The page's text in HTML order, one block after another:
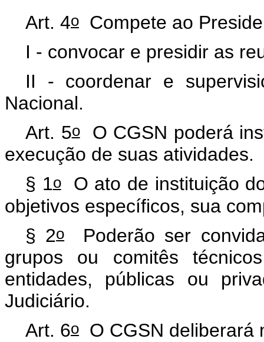
Art. 4o Compete ao
I - convocar e presidir as
II - coordenar e
Nacional.
Art. 5oO CGSN poderá
execução de suas atividades.
§ 1oO ato de instituição
objetivos específicos, sua
§ 2oPoderão ser
grupos ou comitês
entidades, públicas ou
Judiciário.
Art. 6o O CGSN deliberará